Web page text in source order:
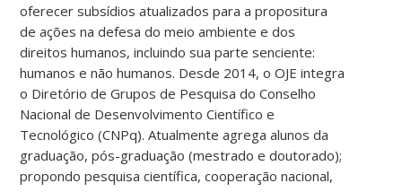
oferecer subsídios atualizados para a propositura
de ações na defesa do meio ambiente e dos
direitos humanos, incluindo sua parte senciente:
humanos e não humanos. Desde 2014, o OJE integra
o Diretório de Grupos de Pesquisa do Conselho
Nacional de Desenvolvimento Científico e
Tecnológico (CNPq). Atualmente agrega alunos da
graduação, pós-graduação (mestrado e doutorado);
propondo pesquisa científica, cooperação nacional,